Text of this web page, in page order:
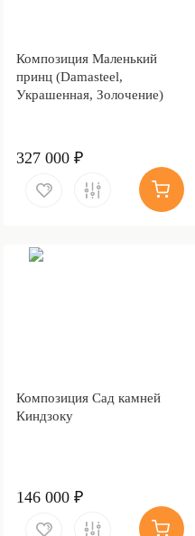
Композиция Маленький
принц (Damasteel,
Украшенная, Золочение)
327 000 ₽
Композиция Сад камней
Киндзоку
146 000 ₽